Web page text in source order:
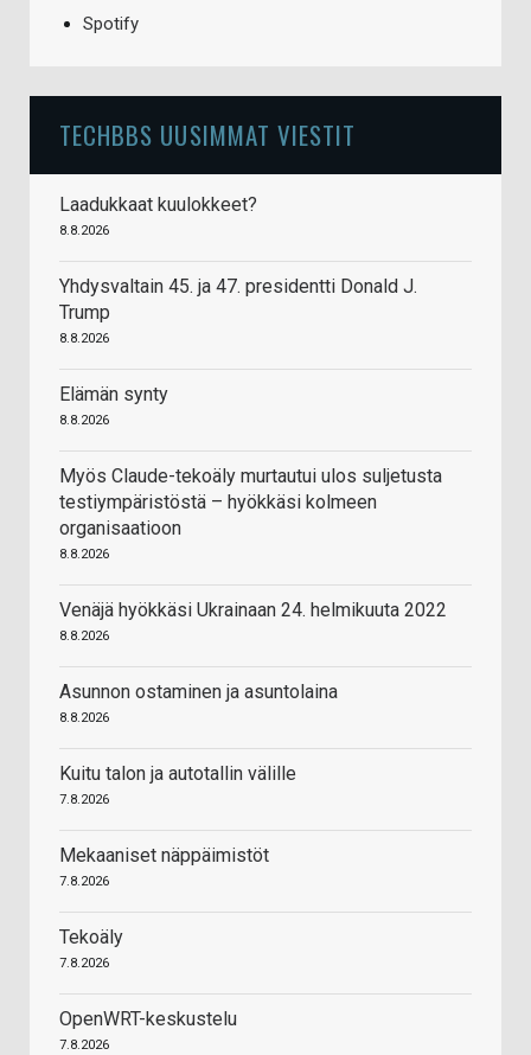
Spotify
TECHBBS UUSIMMAT VIESTIT
Laadukkaat kuulokkeet?
8.8.2026
Yhdysvaltain 45. ja 47. presidentti Donald J.
Trump
8.8.2026
Elämän synty
8.8.2026
Myös Claude-tekoäly murtautui ulos suljetusta
testiympäristöstä – hyökkäsi kolmeen
organisaatioon
8.8.2026
Venäjä hyökkäsi Ukrainaan 24. helmikuuta 2022
8.8.2026
Asunnon ostaminen ja asuntolaina
8.8.2026
Kuitu talon ja autotallin välille
7.8.2026
Mekaaniset näppäimistöt
7.8.2026
Tekoäly
7.8.2026
OpenWRT-keskustelu
7.8.2026